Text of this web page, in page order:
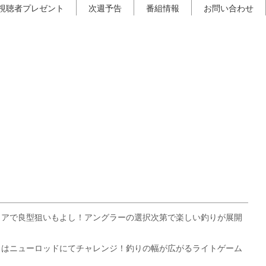
聴者プレゼント 次週予告 番組情報 お問い合わせ
で良型狙いもよし！アングラーの選択次第で楽しい釣りが展開
ニューロッドにてチャレンジ！釣りの幅が広がるライトゲーム